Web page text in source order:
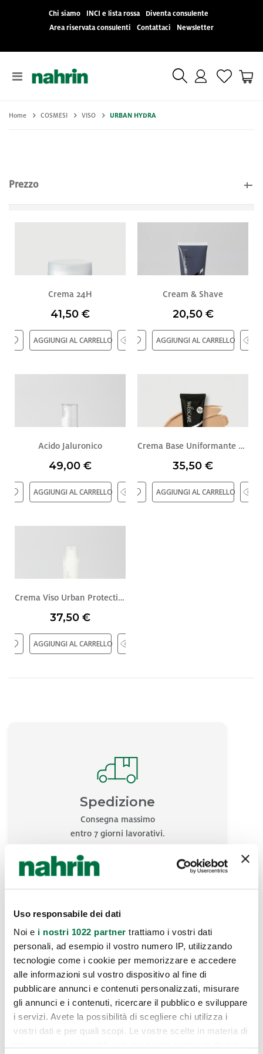
Uso responsabile dei dati
Noi e i nostri 1022 partner trattiamo i vostri dati
personali, ad esempio il vostro numero IP, utilizzando
tecnologie come i cookie per memorizzare e accedere
alle informazioni sul vostro dispositivo al fine di
pubblicare annunci e contenuti personalizzati, misurare
gli annunci e i contenuti, ricercare il pubblico e sviluppare
i servizi. Avete la possibilità di scegliere chi utilizza i
vostri dati e per quali scopi. Le vostre scelte in materia di
Chi siamo INCI e lista rossa
Diventa consulente
Area riservata consulenti
Contattaci Newsletter
Toggle
Cart
Home COSMESI VISO URBAN HYDRA
Crema 24H
41,50 €
AGGIUNGI AL CARRELLO
Cream & Shave
20,50 €
AGGIUNGI AL CARRELLO
Acido Jaluronico
49,00 €
AGGIUNGI AL CARRELLO
Crema Base Uniformante SPF 50+
35,50 €
AGGIUNGI AL CARRELLO
Crema Viso Urban Protection
37,50 €
AGGIUNGI AL CARRELLO
Prezzo
Spedizione
Consegna massimo
entro 7 giorni lavorativi.
Pagamenti
Klarna
Paypal
Carta di credito
Bonifico irrevocabile